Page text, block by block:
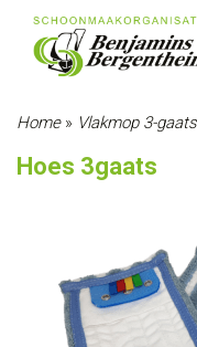
Home» Vlakmop 3-gaats
Hoes 3gaats